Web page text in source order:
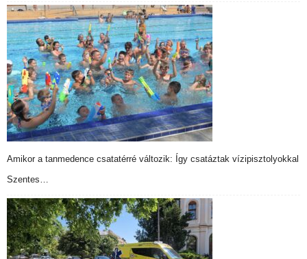
Amikor a tanmedence csatatérré változik: Így csatáztak vízipisztolyokkal
Szentes…